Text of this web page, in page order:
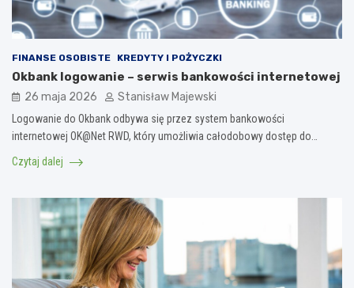
FINANSE OSOBISTE KREDYTY I POŻYCZKI
Okbank logowanie – serwis bankowości internetowej
26 maja 2026 Stanisław Majewski
Logowanie do Okbank odbywa się przez system bankowości
internetowej OK@Net RWD, który umożliwia całodobowy dostęp do…
Czytaj dalej